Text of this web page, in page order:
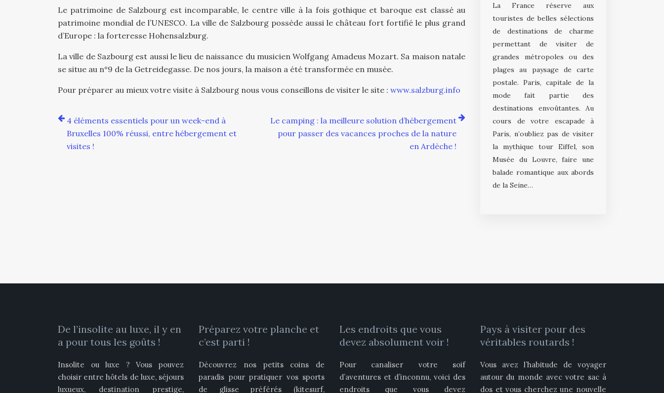
Le patrimoine de Salzbourg est incomparable, le centre ville à la fois gothique et baroque est classé au
patrimoine mondial de l’UNESCO. La ville de Salzbourg possède aussi le château fort fortifié le plus grand
d’Europe : la forteresse Hohensalzburg.
La ville de Sazbourg est aussi le lieu de naissance du musicien Wolfgang Amadeus Mozart. Sa maison natale
se situe au n°9 de la Getreidegasse. De nos jours, la maison a été transformée en musée.
Pour préparer au mieux votre visite à Salzbourg nous vous conseillons de visiter le site : www.salzburg.info
4 éléments essentiels pour un week-end à
Bruxelles 100% réussi, entre hébergement et
visites !
Le camping : la meilleure solution d’hébergement
pour passer des vacances proches de la nature
en Ardèche !
La France réserve aux
touristes de belles sélections
de destinations de charme
permettant de visiter de
grandes métropoles ou des
plages au paysage de carte
postale. Paris, capitale de la
mode fait partie des
destinations envoûtantes. Au
cours de votre escapade à
Paris, n’oubliez pas de visiter
la mythique tour Eiffel, son
Musée du Louvre, faire une
balade romantique aux abords
de la Seine…
De l’insolite au luxe, il y en
a pour tous les goûts !
Insolite ou luxe ? Vous pouvez
choisir entre hôtels de luxe, séjours
luxueux, destination prestige,
Préparez votre planche et
c’est parti !
Découvrez nos petits coins de
paradis pour pratiquer vos sports
de glisse préférés (kitesurf,
Les endroits que vous
devez absolument voir !
Pour canaliser votre soif
d’aventures et d’inconnu, voici des
endroits que vous devez
Pays à visiter pour des
véritables routards !
Vous avez l’habitude de voyager
autour du monde avec votre sac à
dos et vous cherchez une nouvelle